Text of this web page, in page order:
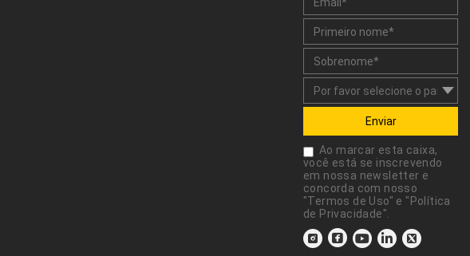
Enviar
Ao marcar esta caixa,
você está se inscrevendo
em nossa newsletter e
concorda com nosso
"Termos de Uso" e " Política
de Privacidade".